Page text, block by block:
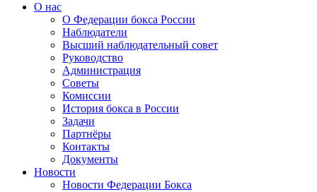
О нас
О Федерации бокса России
Наблюдатели
Высший наблюдательный совет
Руководство
Администрация
Советы
Комиссии
История бокса в России
Задачи
Партнёры
Контакты
Документы
Новости
Новости Федерации Бокса